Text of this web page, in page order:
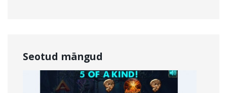
Seotud mängud